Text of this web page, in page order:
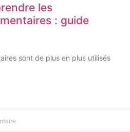
les
: guide
sont de plus en plus utilisés